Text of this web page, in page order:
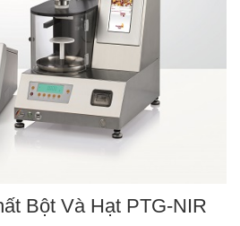
Bột Và Hạt PTG-NIR